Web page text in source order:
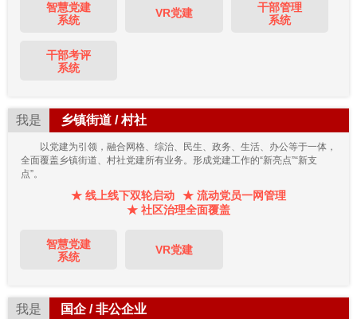
智慧党建
系统
VR党建
干部管理
系统
干部考评
系统
我是 乡镇街道 / 村社
以党建为引领，融合网格、综治、民生、政务、生活、办公等于一体，
全面覆盖乡镇街道、村社党建所有业务。形成党建工作的“新亮点”“新支
点”。
★ 线上线下双轮启动
★ 流动党员一网管理
★ 社区治理全面覆盖
智慧党建
系统
VR党建
我是 国企 / 非公企业